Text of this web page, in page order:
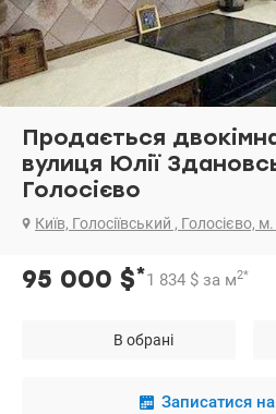
Продається
вулиця Юлії
Голосієво
Київ, Голосіївський , Голосієво,
95 000 $*1 834 $ за м2*
В обрані
Записатися